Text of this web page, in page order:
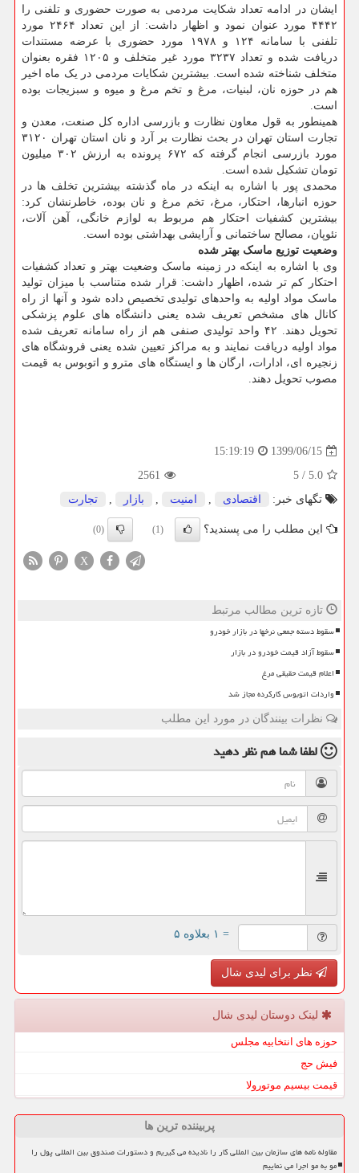
ایشان در ادامه تعداد شکایت مردمی به صورت حضوری و تلفنی را
۴۴۴۲ مورد عنوان نمود و اظهار داشت: از این تعداد ۲۴۶۴ مورد
تلفنی با سامانه ۱۲۴ و ۱۹۷۸ مورد حضوری با عرضه مستندات
دریافت شده و تعداد ۳۲۳۷ مورد غیر متخلف و ۱۲۰۵ فقره بعنوان
متخلف شناخته شده است. بیشترین شکایات مردمی در یک ماه اخیر
هم در حوزه نان، لبنیات، مرغ و تخم مرغ و میوه و سبزیجات بوده
است.
همینطور به قول معاون نظارت و بازرسی اداره کل صنعت، معدن و
تجارت استان تهران در بحث نظارت بر آرد و نان استان تهران ۳۱۲۰
مورد بازرسی انجام گرفته که ۶۷۲ پرونده به ارزش ۳۰۲ میلیون
تومان تشکیل شده است.
محمدی پور با اشاره به اینکه در ماه گذشته بیشترین تخلف ها در
حوزه انبارها، احتکار، مرغ، تخم مرغ و نان بوده، خاطرنشان کرد:
بیشترین کشفیات احتکار هم مربوط به لوازم خانگی، آهن آلات،
نئوپان، مصالح ساختمانی و آرایشی بهداشتی بوده است.
وضعیت توزیع ماسک بهتر شده
وی با اشاره به اینکه در زمینه ماسک وضعیت بهتر و تعداد کشفیات
احتکار کم تر شده، اظهار داشت: قرار شده متناسب با میزان تولید
ماسک مواد اولیه به واحدهای تولیدی تخصیص داده شود و آنها از راه
کانال های مشخص تعریف شده یعنی دانشگاه های علوم پزشکی
تحویل دهند. ۴۲ واحد تولیدی صنفی هم از راه سامانه تعریف شده
مواد اولیه دریافت نمایند و به مراکز تعیین شده یعنی فروشگاه های
زنجیره ای، ادارات، ارگان ها و ایستگاه های مترو و اتوبوس به قیمت
مصوب تحویل دهند.
1399/06/15
15:19:19
5.0
/
5
2561
تگهای خبر:
اقتصادی , امنیت , بازار , تجارت
این مطلب را می پسندید؟ (1)
(0)
X
تازه ترین مطالب مرتبط
سقوط دسته جمعی نرخها در بازار خودرو
سقوط آزاد قیمت خودرو در بازار
اعلام قیمت حقیقی مرغ
واردات اتوبوس کارکرده مجاز شد
نظرات بینندگان در مورد این مطلب
لطفا شما همنظر دهید
= ۱ بعلاوه ۵
نظر برای لیدی شال
لینک دوستان لیدی شال
حوزه های انتخابیه مجلس
فیش حج
قیمت بیسیم موتورولا
پربیننده ترین ها
مقاوله نامه های سازمان بین المللی کار را نادیده می گیریم و دستورات صندوق بین المللی پول را
مو به مو اجرا می نماییم